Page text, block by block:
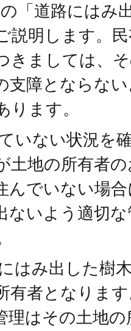
「道路にはみ
説明します。
きましては、
支障とならな
ります。
いない状況を
土地の所有者
んでいない場
ないよう適切
はみ出した樹
有者となりま
理はその土地